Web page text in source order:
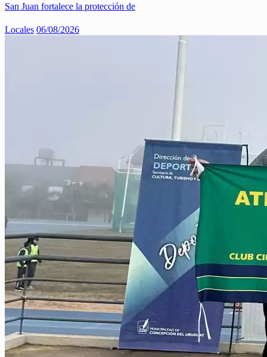
San Juan fortalece la protección de
Locales 06/08/2026